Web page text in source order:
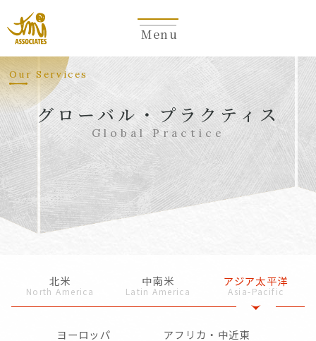
Menu
Our Services
グローバル・プラクティス
Global Practice
北米
North America
中南米
Latin America
アジア太平洋
Asia-Pacific
ヨーロッパ アフリカ・中近東